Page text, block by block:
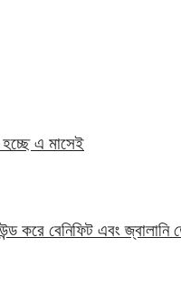
হচ্ছে এ মাসেই
করে বেনিফিট এবং